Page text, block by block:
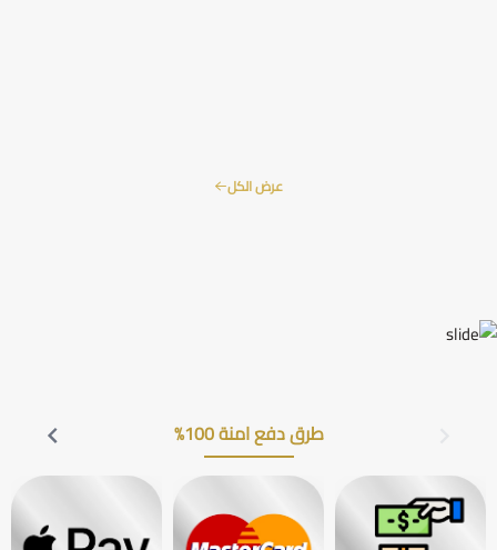
عرض الكل
طرق دفع امنة 100%